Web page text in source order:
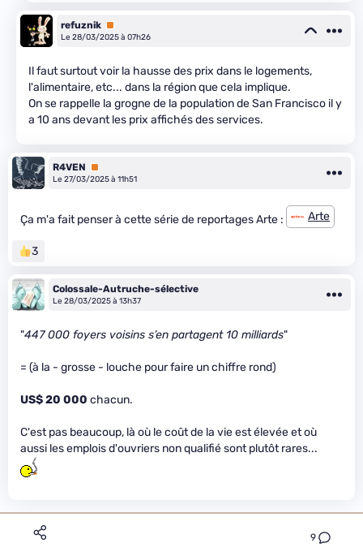
9
refuznik Premium
Le 28/03/2025 à 07h26
Il faut surtout voir la hausse des prix dans le logements,
l'alimentaire, etc... dans la région que cela implique.
On se rappelle la grogne de la population de San Francisco il y
a 10 ans devant les prix affichés des services.
R4VEN
Premium
Le 27/03/2025 à 11h51
Ça m'a fait penser à cette série de reportages Arte : Arte
3
Colossale-Autruche-sélective
Le 28/03/2025 à 13h37
"447 000 foyers voisins s’en partagent 10 milliards"
= (à la - grosse - louche pour faire un chiffre rond)
US$ 20 000 chacun.
C'est pas beaucoup, là où le coût de la vie est élevée et où
aussi les emplois d'ouvriers non qualifié sont plutôt rares...